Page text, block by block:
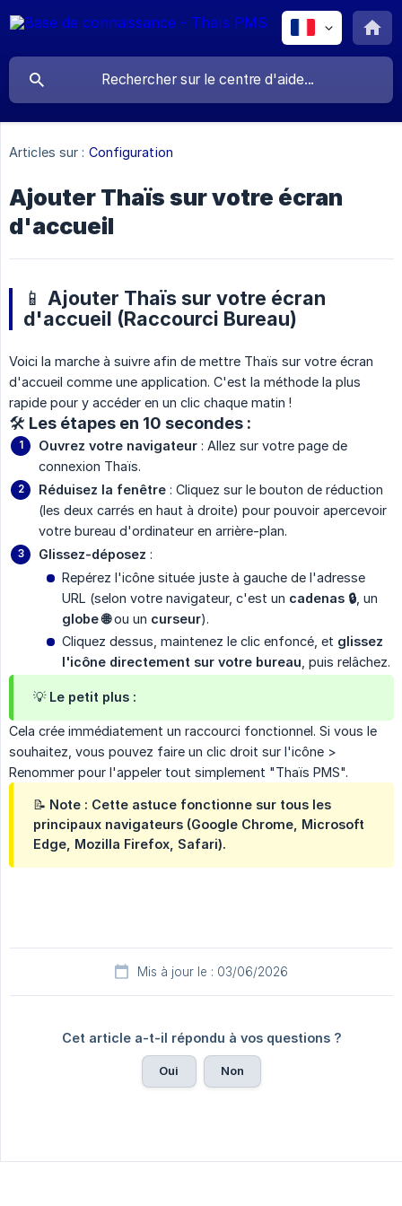
Articles sur : Configuration
Ajouter Thaïs sur votre écran
d'accueil
📱 Ajouter Thaïs sur votre écran
d'accueil (Raccourci Bureau)
Voici la marche à suivre afin de mettre Thaïs sur votre écran
d'accueil comme une application. C'est la méthode la plus
rapide pour y accéder en un clic chaque matin !
🛠️ Les étapes en 10 secondes :
Ouvrez votre navigateur : Allez sur votre page de
connexion Thaïs.
Réduisez la fenêtre : Cliquez sur le bouton de réduction
(les deux carrés en haut à droite) pour pouvoir apercevoir
votre bureau d'ordinateur en arrière-plan.
Glissez-déposez :
Repérez l'icône située juste à gauche de l'adresse
URL (selon votre navigateur, c'est un cadenas 🔒 , un
globe 🌐ou un curseur).
Cliquez dessus, maintenez le clic enfoncé, et glissez
l'icône directement sur votre bureau , puis relâchez.
💡 Le petit plus :
Cela crée immédiatement un raccourci fonctionnel. Si vous le
souhaitez, vous pouvez faire un clic droit sur l'icône >
Renommer pour l'appeler tout simplement "Thaïs PMS".
📝 Note : Cette astuce fonctionne sur tous les
principaux navigateurs (Google Chrome, Microsoft
Edge, Mozilla Firefox, Safari).
Mis à jour le : 03/06/2026
Cet article a-t-il répondu à vos questions ?
Oui Non